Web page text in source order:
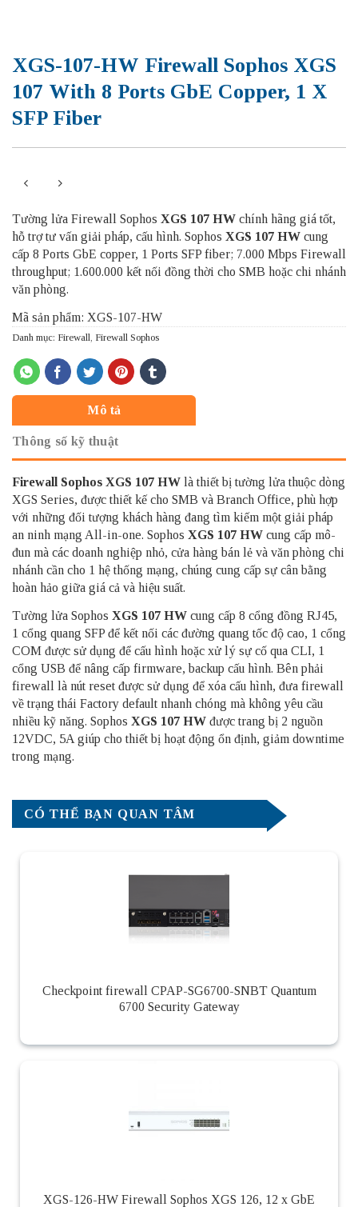
XGS-107-HW Firewall Sophos XGS
107 With 8 Ports GbE Copper, 1 X
SFP Fiber
Tường lửa Firewall Sophos XGS 107 HW chính hãng giá tốt,
hỗ trợ tư vấn giải pháp, cấu hình. Sophos XGS 107 HW cung
cấp 8 Ports GbE copper, 1 Ports SFP fiber; 7.000 Mbps Firewall
throughput; 1.600.000 kết nối đồng thời cho SMB hoặc chi nhánh
văn phòng.
Mã sản phẩm: XGS-107-HW
Danh mục: Firewall Firewall Sophos
Mô tả
Thông số kỹ thuật
Firewall Sophos XGS 107 HW là thiết bị tường lửa thuộc dòng
XGS Series, được thiết kế cho SMB và Branch Office, phù hợp
với những đối tượng khách hàng đang tìm kiếm một giải pháp
an ninh mạng All-in-one. Sophos XGS 107 HW cung cấp mô-
đun mà các doanh nghiệp nhỏ, cửa hàng bán lẻ và văn phòng chi
nhánh cần cho 1 hệ thống mạng, chúng cung cấp sự cân bằng
hoàn hảo giữa giá cả và hiệu suất.
Tường lửa Sophos XGS 107 HW cung cấp 8 cổng đồng RJ45,
1 cổng quang SFP để kết nối các đường quang tốc độ cao, 1 cổng
COM được sử dụng để cấu hình hoặc xử lý sự cố qua CLI, 1
cổng USB để nâng cấp firmware, backup cấu hình. Bên phải
firewall là nút reset được sử dụng để xóa cấu hình, đưa firewall
về trạng thái Factory default nhanh chóng mà không yêu cầu
nhiều kỹ năng. Sophos XGS 107 HW được trang bị 2 nguồn
12VDC, 5A giúp cho thiết bị hoạt động ổn định, giảm downtime
trong mạng.
CÓ THỂ BẠN QUAN TÂM
Checkpoint firewall CPAP-SG6700-SNBT Quantum
6700 Security Gateway
XGS-126-HW Firewall Sophos XGS 126, 12 x GbE